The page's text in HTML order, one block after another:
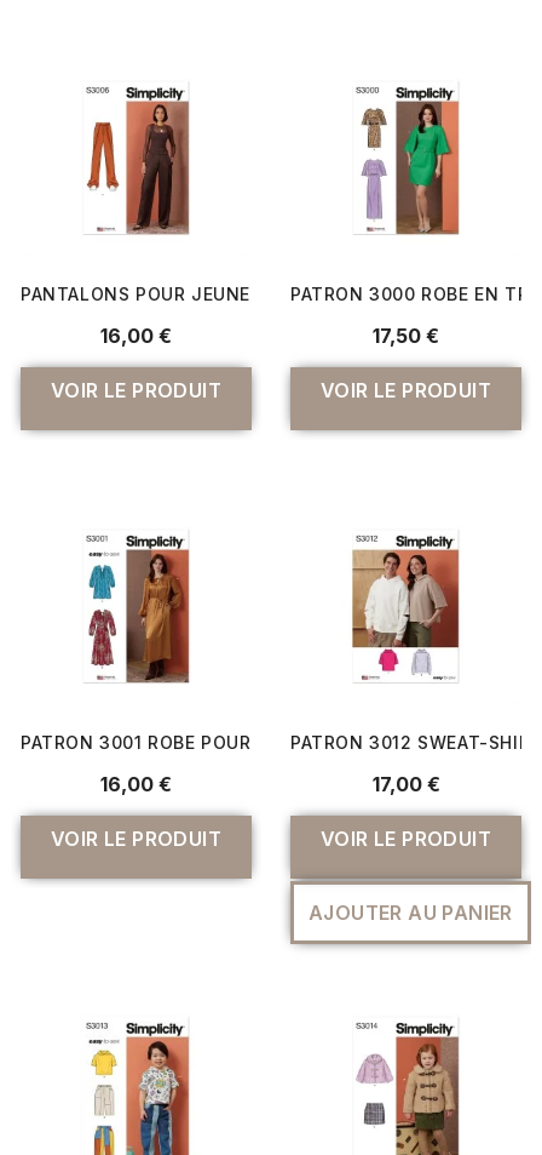
PANTALONS POUR JEUNES FEMMES
16,00 €
VOIR LE PRODUIT
PATRON 3000 ROBE EN
17,50 €
VOIR LE PRODUIT
PATRON 3001 ROBE POUR JEUNES FEMMES
16,00 €
VOIR LE PRODUIT
PATRON 3012 SWEAT-
17,00 €
VOIR LE PRODUIT
AJOUTER AU PANIER